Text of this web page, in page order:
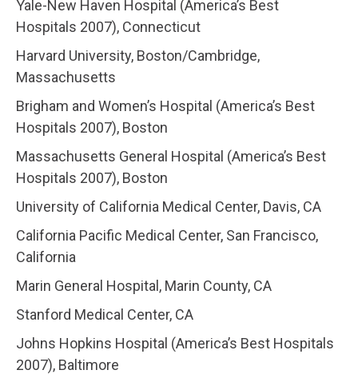
Yale-New Haven Hospital (America’s Best
Hospitals 2007), Connecticut
Harvard University, Boston/Cambridge,
Massachusetts
Brigham and Women’s Hospital (America’s Best
Hospitals 2007), Boston
Massachusetts General Hospital (America’s Best
Hospitals 2007), Boston
University of California Medical Center, Davis, CA
California Pacific Medical Center, San Francisco,
California
Marin General Hospital, Marin County, CA
Stanford Medical Center, CA
Johns Hopkins Hospital (America’s Best Hospitals
2007), Baltimore